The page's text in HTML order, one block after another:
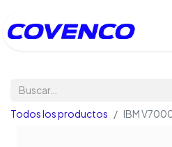
Todos los productos IBM